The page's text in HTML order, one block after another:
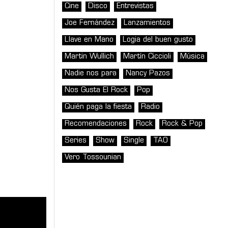
Cine Disco Entrevistas
Joe Fernández Lanzamientos
Llave en Mano Logia del buen gusto
Martin Wullich Martín Ciccioli Música
Nadie nos para Nancy Pazos
Nos Gusta El Rock Pop
Quién paga la fiesta Radio
Recomendaciones Rock Rock & Pop
Series Show Single TAO
Vero Tossounian